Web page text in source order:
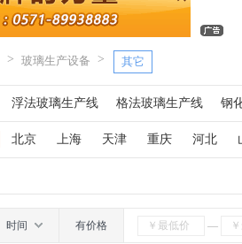
> 玻璃生产设备 > 其它
浮法玻璃生产线 格法玻璃生产线 钢
热弯炉 烤花炉 玻璃退火炉 玻璃
北京 上海 天津 重庆 河北
时间 有价格 —